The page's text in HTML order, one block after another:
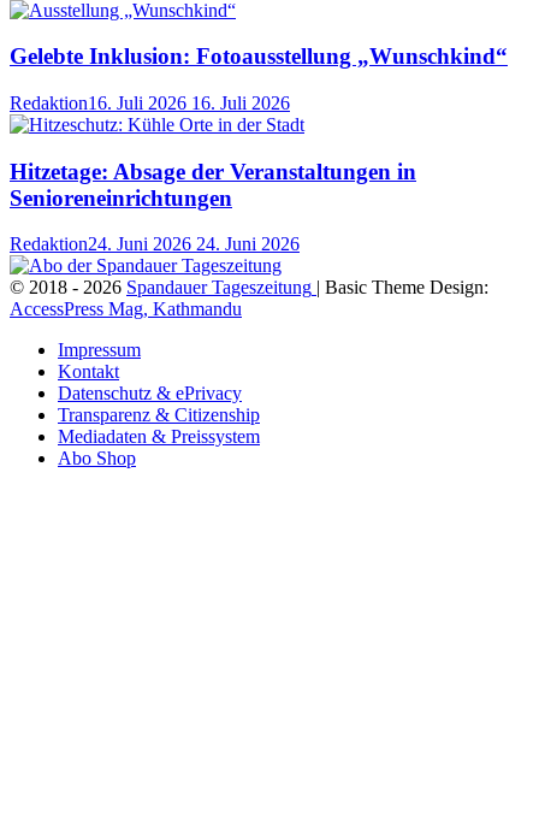
Gelebte Inklusion: Fotoausstellung „Wunschkind“
Redaktion16. Juli 2026 16. Juli 2026
Hitzetage: Absage der Veranstaltungen in
Senioreneinrichtungen
Redaktion24. Juni 2026 24. Juni 2026
© 2018 - 2026 Spandauer Tageszeitung
| Basic Theme Design:
AccessPress Mag, Kathmandu
Impressum
Kontakt
Datenschutz & ePrivacy
Transparenz & Citizenship
Mediadaten & Preissystem
Abo Shop